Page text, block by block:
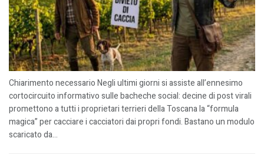
Chiarimento necessario Negli ultimi giorni si assiste all’ennesimo
cortocircuito informativo sulle bacheche social: decine di post virali
promettono a tutti i proprietari terrieri della Toscana la “formula
magica” per cacciare i cacciatori dai propri fondi. Bastano un modulo
scaricato da...